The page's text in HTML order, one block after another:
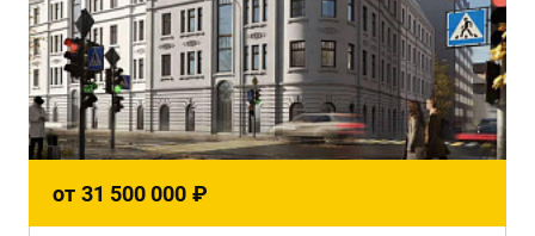
от 31 500 000 ₽